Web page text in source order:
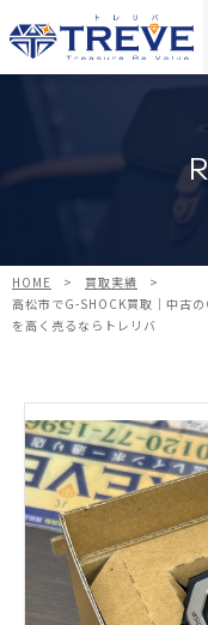
HOME > 買取実績
>
高松市でG-SHOCK買取｜中古
を高く売るならトレリバ